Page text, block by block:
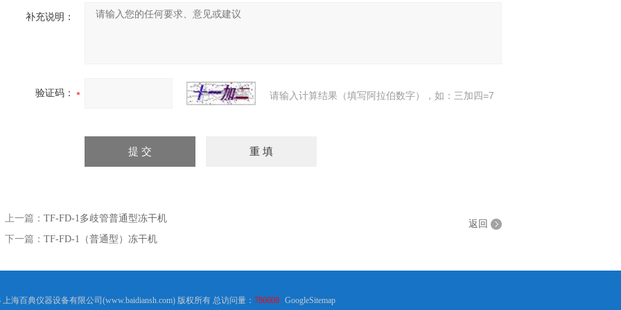
补充说明：
验证码： 请输入计算结果（填写阿拉伯数字），如：三加四=7
上一篇： TF-FD-1多歧管普通型冻干机
下一篇： TF-FD-1（普通型）冻干机
返回
上海百典仪器设备有限公司(www.baidiansh.com) 版权所有 总访问量： 786608 GoogleSitemap